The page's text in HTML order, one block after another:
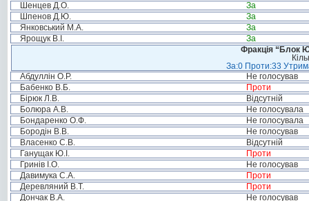
Шенцев Д.О.
За
Шпенов Д.Ю.
За
Янковський М.А.
За
Ярощук В.І.
За
Фракція “Блок
За:0 Проти:33
Абдуллін О.Р.
Не голосував
Бабенко В.Б.
Проти
Бірюк Л.В.
Відсутній
Болюра А.В.
Не голосувала
Бондаренко О.Ф.
Не голосувала
Бородін В.В.
Не голосував
Власенко С.В.
Відсутній
Ганущак Ю.І.
Проти
Гринів І.О.
Не голосував
Давимука С.А.
Проти
Деревляний В.Т.
Проти
Дончак В.А.
Не голосував